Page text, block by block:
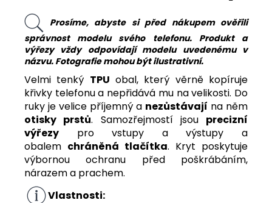
Prosíme, abyste si před nákupem ověřili
správnost modelu svého telefonu. Produkt a
výřezy vždy odpovídají modelu uvedenému v
názvu. Fotografie mohou být ilustrativní.
Velmi tenký TPU obal, který věrně kopíruje
křivky telefonu a nepřidává mu na velikosti. Do
ruky je velice příjemný a nezůstávají na něm
otisky prstů. Samozřejmostí jsou precizní
výřezy pro vstupy a výstupy a
obalem chráněná tlačítka. Kryt poskytuje
výbornou ochranu před poškrábáním,
nárazem a prachem.
Vlastnosti: